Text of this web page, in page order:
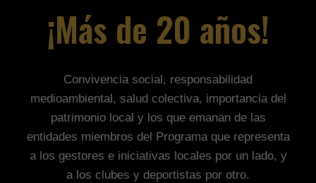
¡Más de 20 años!
Convivencia social, responsabilidad
medioambiental, salud colectiva, importancia del
patrimonio local y los que emanan de las
entidades miembros del Programa que representa
a los gestores e iniciativas locales por un lado, y
a los clubes y deportistas por otro.